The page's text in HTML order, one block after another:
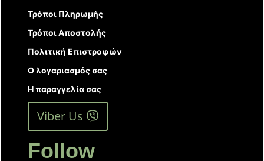
Τρόποι Πληρωμής
Τρόποι Αποστολής
Πολιτική Επιστροφών
Ο λογαριασμός σας
Η παραγγελία σας
Viber Us
Follow